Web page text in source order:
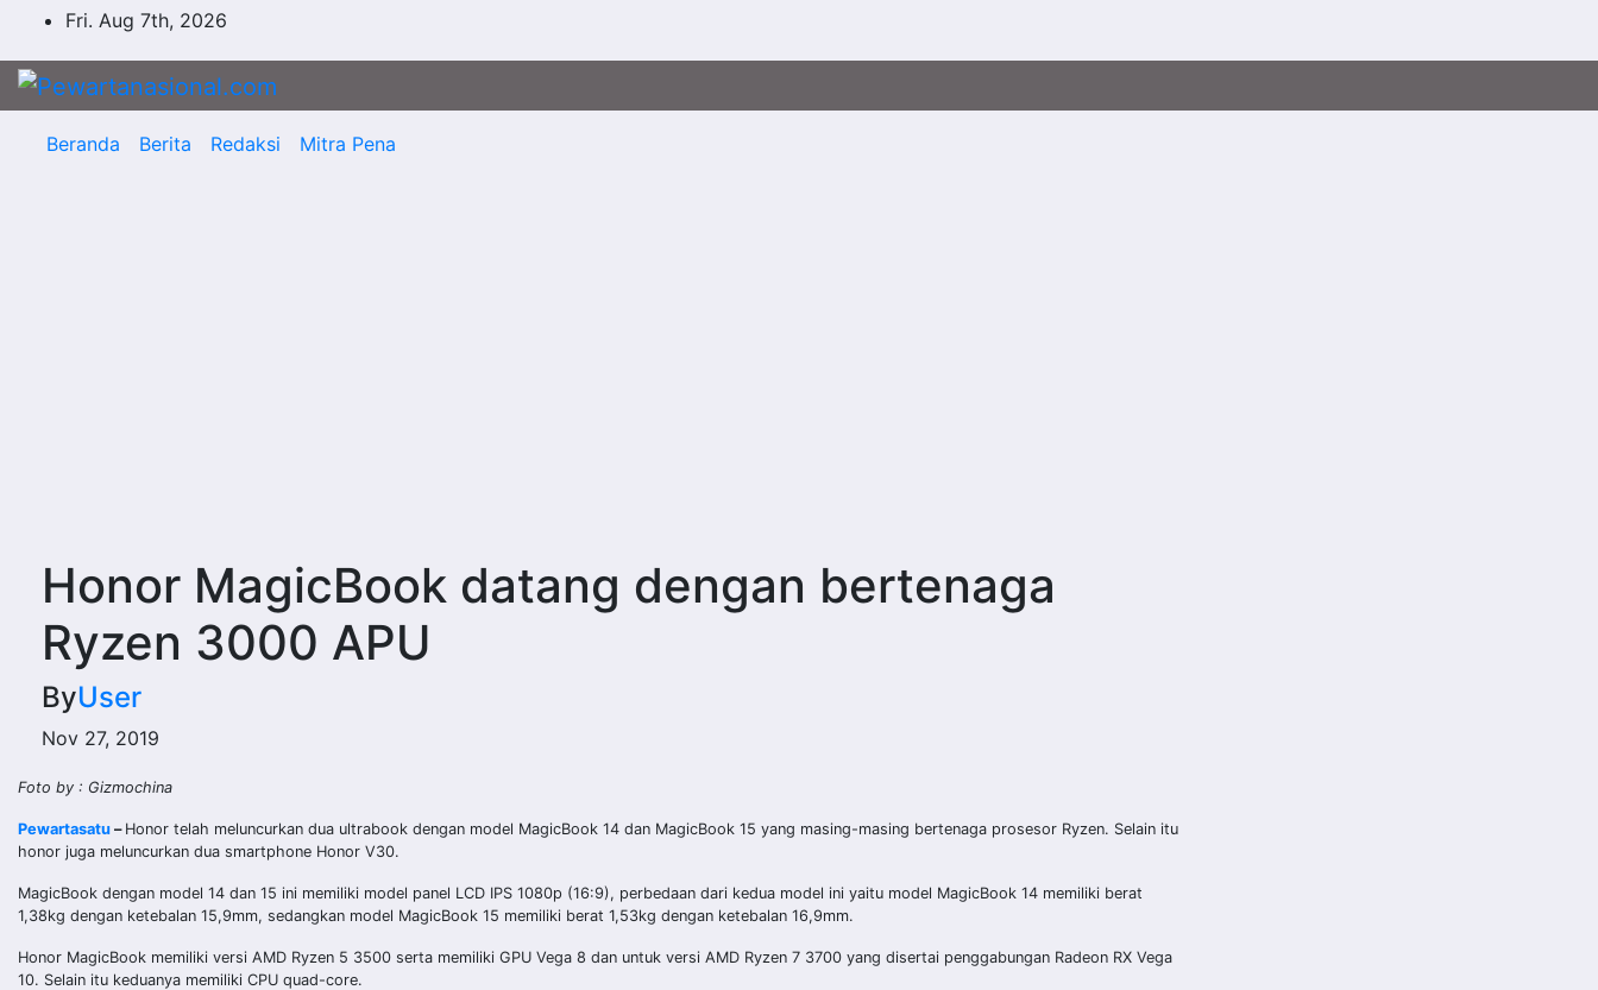
Fri. Aug 7th, 2026
Beranda Berita Redaksi Mitra Pena
Honor MagicBook datang dengan bertenaga
Ryzen 3000 APU
ByUser
Nov 27, 2019
Foto by : Gizmochina
Pewartasatu – Honor telah meluncurkan dua ultrabook dengan model MagicBook 14 dan MagicBook 15 yang masing-masing bertenaga prosesor Ryzen. Selain itu
honor juga meluncurkan dua smartphone Honor V30.
MagicBook dengan model 14 dan 15 ini memiliki model panel LCD IPS 1080p (16:9), perbedaan dari kedua model ini yaitu model MagicBook 14 memiliki berat
1,38kg dengan ketebalan 15,9mm, sedangkan model MagicBook 15 memiliki berat 1,53kg dengan ketebalan 16,9mm.
Honor MagicBook memiliki versi AMD Ryzen 5 3500 serta memiliki GPU Vega 8 dan untuk versi AMD Ryzen 7 3700 yang disertai penggabungan Radeon RX Vega
10. Selain itu keduanya memiliki CPU quad-core.